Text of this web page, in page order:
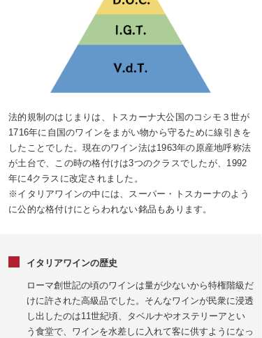
法的規制のはじまりは、トスカーナ大公国のコシモ３世が
1716年に自国のワインをまがい物から守るために線引きを
したことでした。現在のワイン法は1963年の原産地呼称法
が土台で、この時の格付けは3つのクラスでしたが、1992
年に4クラスに改定されました。
※イタリアワインの中には、スーパー・トスカーナのよう
に公的な格付けにとらわれない銘品もあります。
イタリアワインの歴史
ローマ創世記の頃のワインは量が少ないから特権階級だ
けに許された高級品でした。そんなワインが民衆に浸透
し出したのは11世紀頃、タベルナやオステリーアとい
う食堂で、ワインを水差しに入れて客に供すようになっ